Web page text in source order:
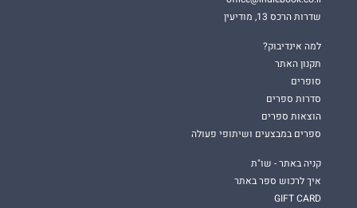
שדרות הרכס 13, מודיעין
למה אינדיבוק?
תקנון האתר
סופרים
סדרות ספרים
הוצאות ספרים
ספרים במבצעים ושיתופי פעולה
קניה באתר - שו"ת
איך לרכוש ספר באתר
GIFT CARD